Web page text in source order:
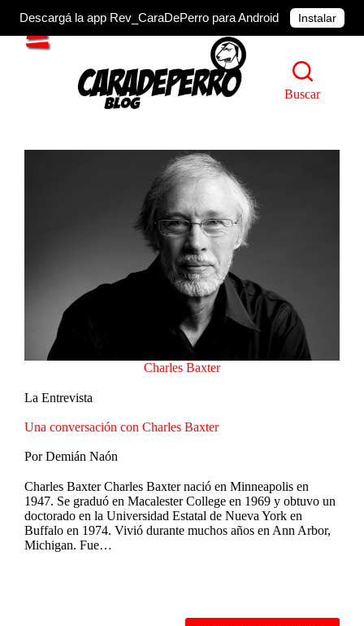
Descargá la app Rev_CaraDePerro para Android Instalar
Buscar
Charles Baxter
La Entrevista
Una conversación con Charles Baxter
PorDemián Naón
Charles Baxter Charles Baxter nació en Minneapolis en
1947. Se graduó en Macalester College en 1969 y obtuvo un
doctorado en la Universidad Estatal de Nueva York en
Buffalo en 1974. Vivió durante muchos años en Ann Arbor,
Michigan. Fue…